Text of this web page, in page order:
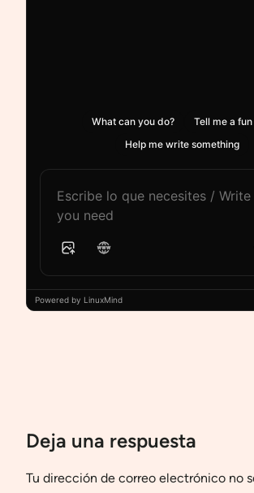
What can you do?
Tell me a
Help me write something
Powered by LinuxMind
Deja una respuesta
Tu dirección de correo electrónico no